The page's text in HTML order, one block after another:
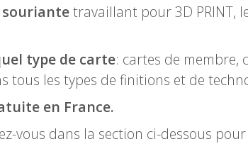
souriantetravaillant pour 3D PRINT,
type de carte: cartes de membre,
tous les types de finitions et de
en France.
vous dans la section ci-dessous